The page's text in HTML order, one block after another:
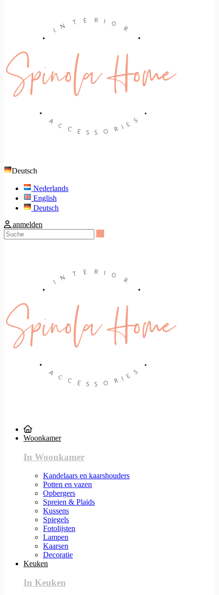
Deutsch
Nederlands
English
Deutsch
anmelden
Woonkamer
In Woonkamer
Kandelaars en kaarshouders
Potten en vazen
Opbergers
Spreien & Plaids
Kussens
Spiegels
Fotolijsten
Lampen
Kaarsen
Decoratie
Keuken
In Keuken